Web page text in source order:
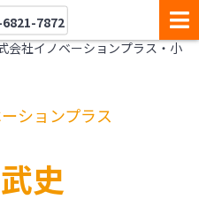
7872
会社イノベーションプラス・小
ションプラス
史